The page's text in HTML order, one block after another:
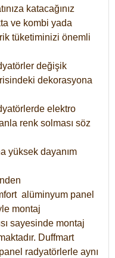
katacağınız
ve kombi yada
tüketiminizi önemli
değişik
dekorasyona
elektro
renk solması söz
yüksek dayanım
alüminyum panel
montaj
sayesinde montaj
Duffmart
radyatörlerle aynı